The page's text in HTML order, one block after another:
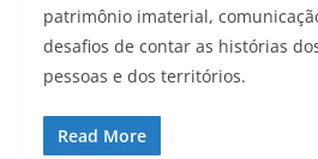
patrimônio imaterial,
desafios de contar as histórias
pessoas e dos territórios.
Read More